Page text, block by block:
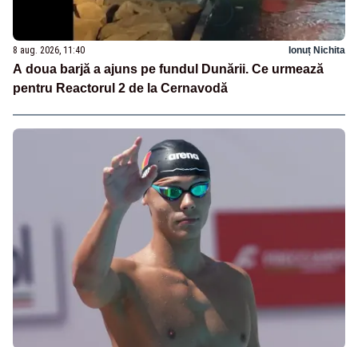
8 aug. 2026, 11:40 Ionuț Nichita
A doua barjă a ajuns pe fundul Dunării. Ce urmează
pentru Reactorul 2 de la Cernavodă